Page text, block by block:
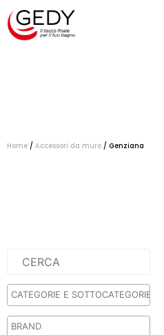
Home / Accessori da muro / Genziana